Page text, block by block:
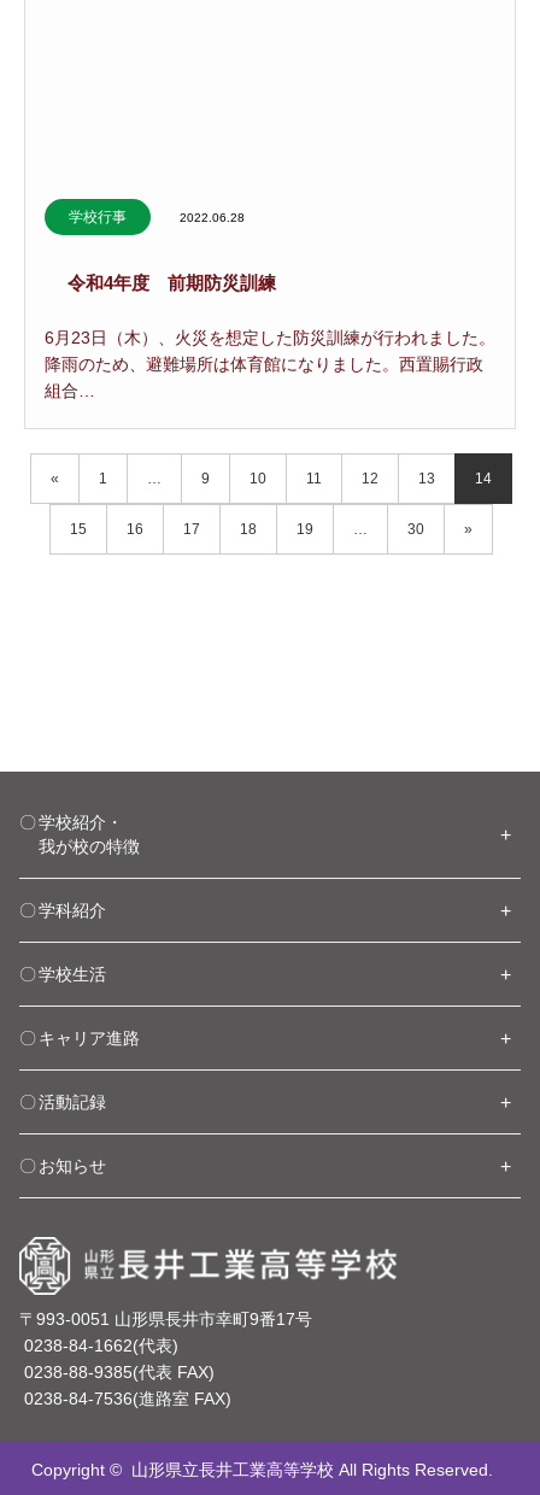
学校行事 2022.06.28
令和4年度 前期防災訓練
6月23日（木）、火災を想定した防災訓練が行われました。
降雨のため、避難場所は体育館になりました。西置賜行政
組合…
« 1 … 9 10 11 12 13 14
15 16 17 18 19 … 30 »
学校紹介・
我が校の特徴
学科紹介
学校生活
キャリア進路
活動記録
お知らせ
〒993-0051 山形県長井市幸町9番17号
0238-84-1662(代表)
0238-88-9385(代表 FAX)
0238-84-7536(進路室 FAX)
Copyright © 山形県立長井工業高等学校 All Rights Reserved.